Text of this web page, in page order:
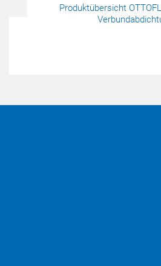
Produktübersicht